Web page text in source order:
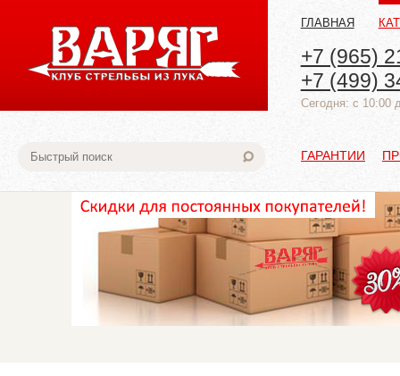
ГЛАВНАЯ
+7 (965)
+7 (499)
Cегодня: с 10:00
ГАРАНТИИ